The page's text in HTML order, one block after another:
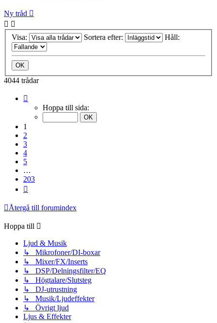
Ny tråd
Visa: Sortera efter: Håll:
4044 trådar
Hoppa till sida:
1
2
3
4
5
…
203
Återgå till forumindex
Hoppa till
Ljud & Musik
↳ Mikrofoner/DI-boxar
↳ Mixer/FX/Inserts
↳ DSP/Delningsfilter/EQ
↳ Högtalare/Slutsteg
↳ DJ-utrustning
↳ Musik/Ljudeffekter
↳ Övrigt ljud
Ljus & Effekter